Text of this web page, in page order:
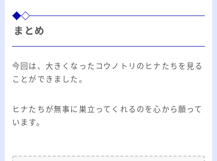
まとめ
今回は、大きくなったコウノトリのヒナたちを見る
ことができました。
ヒナたちが無事に巣立ってくれるのを心から願って
います。